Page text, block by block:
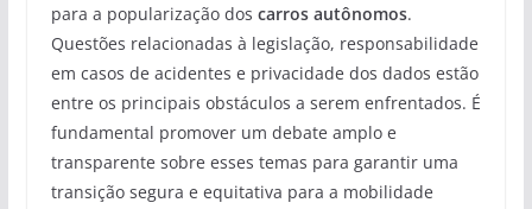
para a popularização dos carros autônomos.
Questões relacionadas à legislação, responsabilidade
em casos de acidentes e privacidade dos dados estão
entre os principais obstáculos a serem enfrentados. É
fundamental promover um debate amplo e
transparente sobre esses temas para garantir uma
transição segura e equitativa para a mobilidade